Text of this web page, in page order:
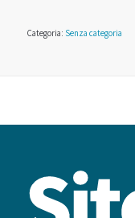
Categoria: Senza categoria